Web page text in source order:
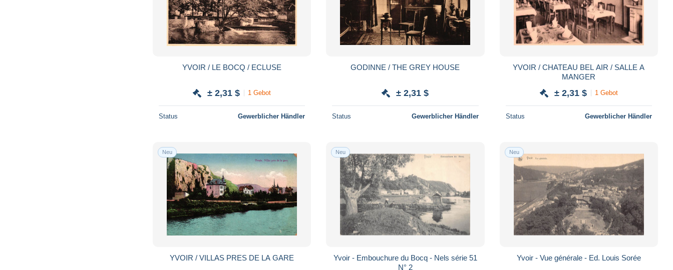
YVOIR / LE BOCQ / ECLUSE
± 2,31 $ 1 Gebot
Status Gewerblicher Händler
GODINNE / THE GREY HOUSE
± 2,31 $
Status Gewerblicher Händler
YVOIR / CHATEAU BEL AIR / SALLE A
MANGER
± 2,31 $ 1 Gebot
Status Gewerblicher Händler
Neu
YVOIR / VILLAS PRES DE LA GARE
Neu
Yvoir - Embouchure du Bocq - Nels série 51
N° 2
Neu
Yvoir - Vue générale - Ed. Louis Sorée